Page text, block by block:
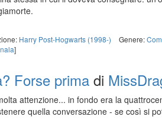
Harry Post-Hogwarts (1998-) Genere:
]
Forse prima di
attenzione... in fondo era la
quella conversazione - se così si